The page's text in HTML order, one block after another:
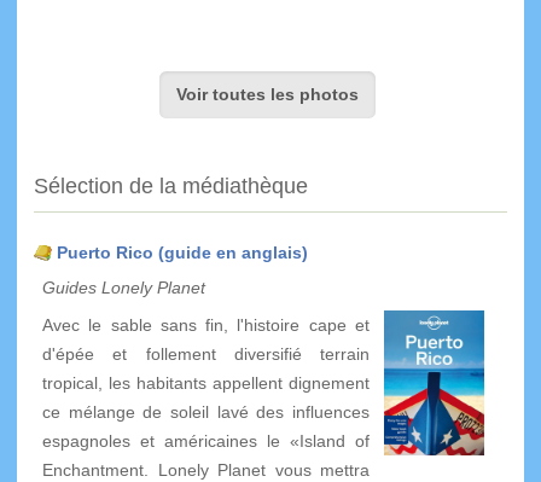
Voir toutes les photos
Sélection de la médiathèque
Puerto Rico (guide en anglais)
Guides Lonely Planet
Avec le sable sans fin, l'histoire cape et
d'épée et follement diversifié terrain
tropical, les habitants appellent dignement
ce mélange de soleil lavé des influences
espagnoles et américaines le «Island of
Enchantment. Lonely Planet vous mettra